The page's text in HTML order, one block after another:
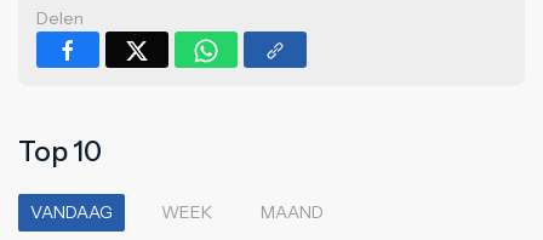
Delen
Top 10
VANDAAG WEEK MAAND